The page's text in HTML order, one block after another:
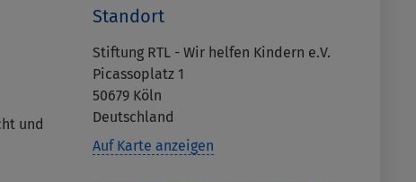
und
Standort
Stiftung RTL - Wir helfen Kindern e.V.
Picassoplatz 1
50679 Köln
Deutschland
Auf Karte anzeigen